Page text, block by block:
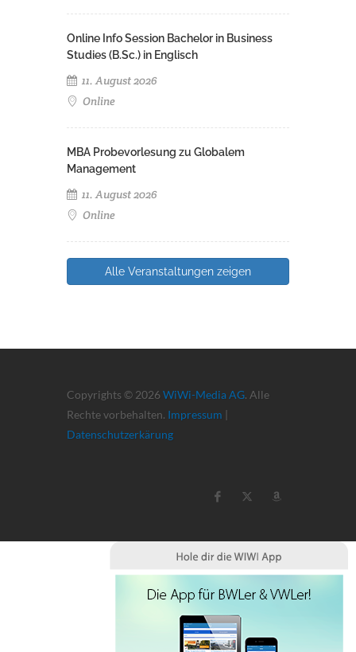
Online Info Session Bachelor in Business
Studies (B.Sc.) in Englisch
11. August 2026
Online
MBA Probevorlesung zu Globalem
Management
11. August 2026
Online
Alle Veranstaltungen zeigen
Copyrights © 2026 WiWi-Media AG. Alle
Rechte vorbehalten. Impressum |
Datenschutzerkärung